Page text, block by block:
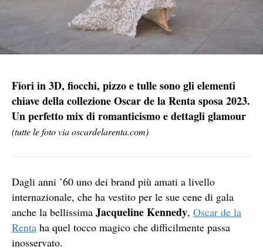
Fiori in 3D, fiocchi, pizzo e tulle sono gli elementi
chiave della collezione Oscar de la Renta sposa 2023.
Un perfetto mix di romanticismo e dettagli glamour
(tutte le foto via oscardelarenta.com)
Dagli anni ’60 uno dei brand più amati a livello
internazionale, che ha vestito per le sue cene di gala
anche la bellissima Jacqueline Kennedy, Oscar de la
Renta ha quel tocco magico che difficilmente passa
inosservato.